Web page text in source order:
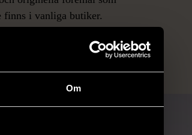
Om
finns i vanliga butiker.